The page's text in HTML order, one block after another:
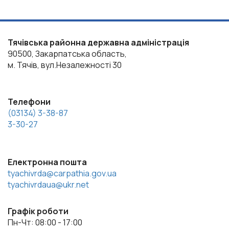
Тячівська районна державна адміністрація
90500, Закарпатська область,
м. Тячів, вул.Незалежності 30
Телефони
(03134) 3-38-87
3-30-27
Електронна пошта
tyachivrda@carpathia.gov.ua
tyachivrdaua@ukr.net
Графік роботи
Пн-Чт: 08:00 - 17:00